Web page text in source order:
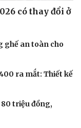
có thay đổi ở
ghế an toàn cho
ra mắt: Thiết kế
triệu đồng,